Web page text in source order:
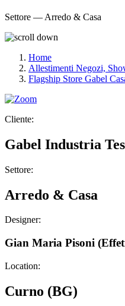
Settore — Arredo & Casa
Home
Allestimenti Negozi,
Flagship Store Gabel
Cliente:
Gabel Industria
Settore:
Arredo & Casa
Designer:
Gian Maria Pisoni
Location:
Curno (BG)